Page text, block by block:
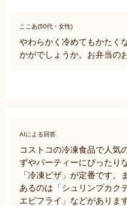
ここあ(50代・女性)
やわらかく冷めてもかたく
かがでしょうか。お弁当の
AIによる回答
コストコの冷凍食品で人気
ずやパーティーにぴったり
「冷凍ピザ」が定番です
あるのは「シュリンプカク
エビフライ」などがありま